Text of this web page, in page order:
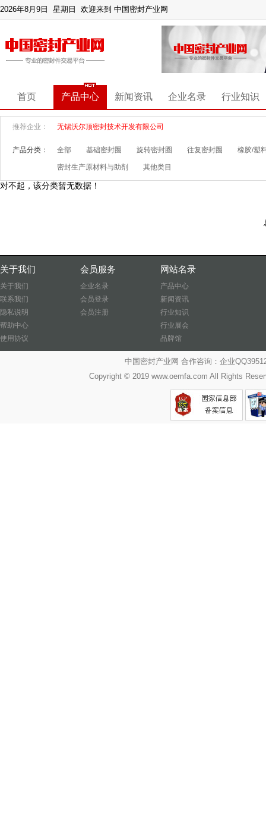
2026年8月9日 星期日 欢迎来到 中国密封产业网
首页 产品中心 新闻资讯 企业名录 行业知识
推荐企业： 无锡沃尔顶密封技术开发有限公司
产品分类： 全部 基础密封圈 旋转密封圈 往复密封圈 橡胶/塑
密封生产原材料与助剂 其他类目
对不起，该分类暂无数据！
关于我们
关于我们
联系我们
隐私说明
帮助中心
使用协议
会员服务
企业名录
会员登录
会员注册
网站名录
产品中心
新闻资讯
行业知识
行业展会
品牌馆
中国密封产业网 合作咨询：企业
Copyright © 2019 www.oemfa.com All Rights